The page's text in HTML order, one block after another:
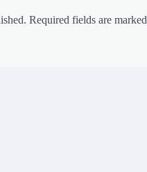
Required fields are marked